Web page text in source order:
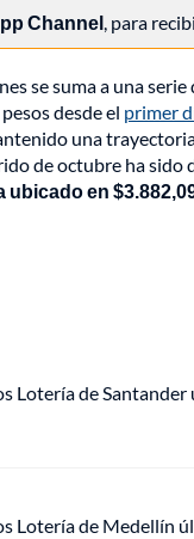
Channel, para
se suma a una
desde el primer
una
de octubre ha sido
ubicado en
Lotería de
Lotería de Medellín